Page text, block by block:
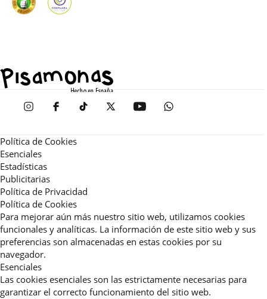
Política de Cookies
Esenciales
Estadísticas
Publicitarias
Política de Privacidad
Política de Cookies
Para mejorar aún más nuestro sitio web, utilizamos cookies
funcionales y analíticas. La información de este sitio web y sus
preferencias son almacenadas en estas cookies por su
navegador.
Esenciales
Las cookies esenciales son las estrictamente necesarias para
garantizar el correcto funcionamiento del sitio web.